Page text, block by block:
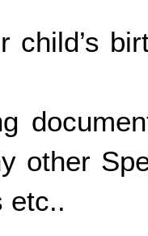
child’s
other
etc..